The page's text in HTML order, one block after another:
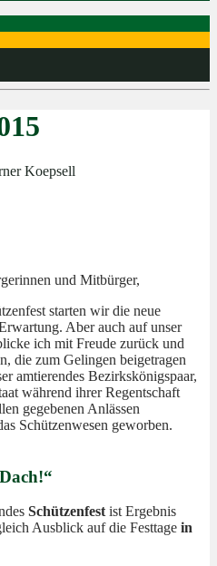
Koepsell
und Mitbürger,
starten wir die neue
Aber auch auf unser
ich mit Freude zurück und
die zum Gelingen beigetragen
amtierendes Bezirkskönigspaar,
während ihrer Regentschaft
gegebenen Anlässen
Schützenwesen geworben.
Schützenfest ist Ergebnis
Ausblick auf die Festtage in